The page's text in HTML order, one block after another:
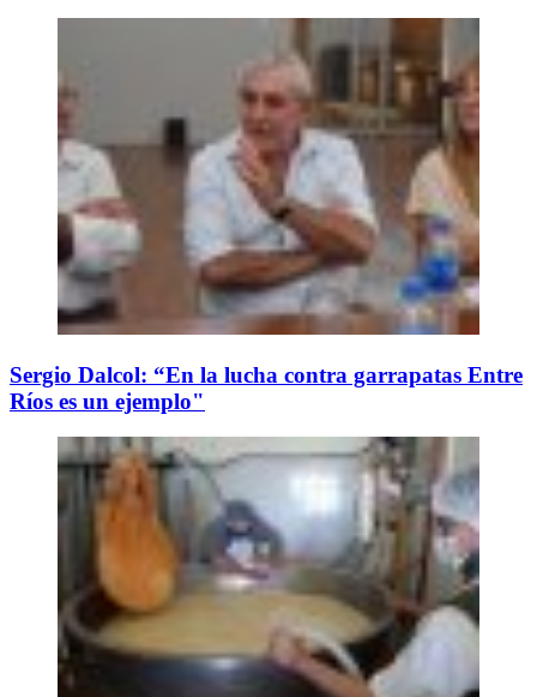
Sergio Dalcol: “En la lucha contra garrapatas Entre
Ríos es un ejemplo"